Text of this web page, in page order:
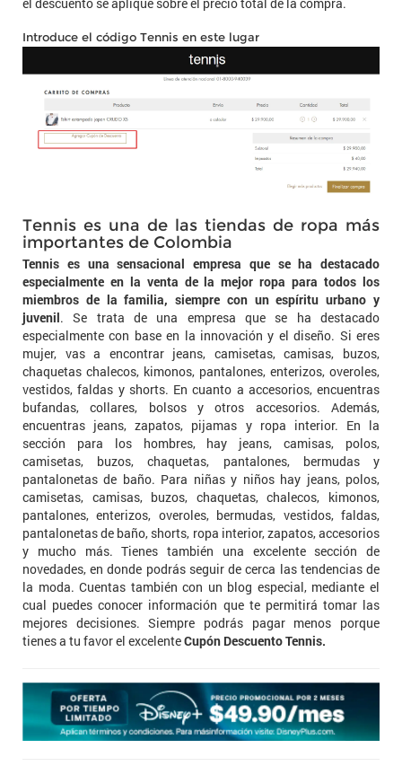
Introduce el código Tennis en este lugar
Tennis es una de las tiendas de ropa más
importantes de Colombia
Tennis es una sensacional empresa que se ha destacado
especialmente en la venta de la mejor ropa para todos los
miembros de la familia, siempre con un espíritu urbano y
juvenil. Se trata de una empresa que se ha destacado
especialmente con base en la innovación y el diseño. Si eres
mujer, vas a encontrar jeans, camisetas, camisas, buzos,
chaquetas chalecos, kimonos, pantalones, enterizos, overoles,
vestidos, faldas y shorts. En cuanto a accesorios, encuentras
bufandas, collares, bolsos y otros accesorios. Además,
encuentras jeans, zapatos, pijamas y ropa interior. En la
sección para los hombres, hay jeans, camisas, polos,
camisetas, buzos, chaquetas, pantalones, bermudas y
pantalonetas de baño. Para niñas y niños hay jeans, polos,
camisetas, camisas, buzos, chaquetas, chalecos, kimonos,
pantalones, enterizos, overoles, bermudas, vestidos, faldas,
pantalonetas de baño, shorts, ropa interior, zapatos, accesorios
y mucho más. Tienes también una excelente sección de
novedades, en donde podrás seguir de cerca las tendencias de
la moda. Cuentas también con un blog especial, mediante el
cual puedes conocer información que te permitirá tomar las
mejores decisiones. Siempre podrás pagar menos porque
tienes a tu favor el excelenteCupón Descuento Tennis.